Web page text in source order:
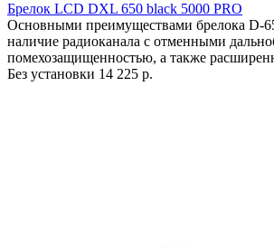
Брелок LCD DXL 650 black 5000 PRO
Основными преимуществами брелока D-
наличие радиоканала с отменными
помехозащищенностью, а также
Без установки 14 225 р.